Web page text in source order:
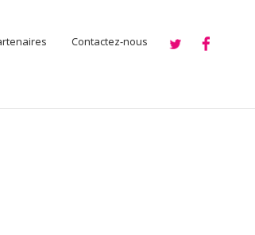
Contactez-nous